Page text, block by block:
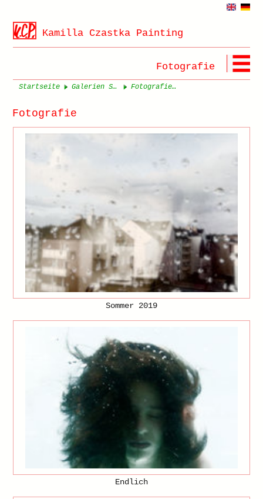
Kamilla Czastka Painting
Fotografie
Startseite Galerien Seite 1 Fotografie Seite 1
Fotografie
Sommer 2019
Endlich